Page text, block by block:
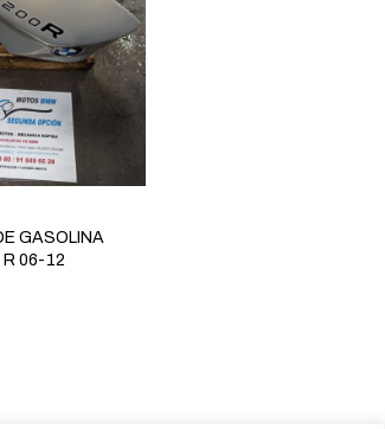
GASOLINA
R 06-12